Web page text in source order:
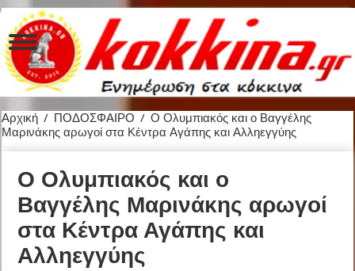
Αρχική / ΠΟΔΟΣΦΑΙΡΟ / Ο Ολυμπιακός και ο Βαγγέλης
Μαρινάκης αρωγοί στα Κέντρα Αγάπης και Αλληεγγύης
Ο Ολυμπιακός και ο
Βαγγέλης Μαρινάκης αρωγοί
στα Κέντρα Αγάπης και
Αλληεγγύης